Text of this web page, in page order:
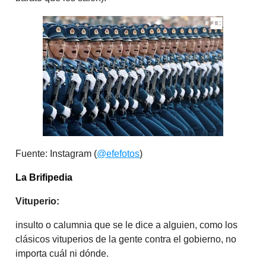
Fuente: Instagram (@efefotos)
La Brifipedia
Vituperio:
insulto o calumnia que se le dice a alguien, como los
clásicos vituperios de la gente contra el gobierno, no
importa cuál ni dónde.